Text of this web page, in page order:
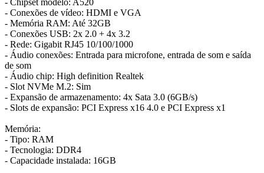
- Chipset modelo: A520
- Conexões de vídeo: HDMI e VGA
- Memória RAM: Até 32GB
- Conexões USB: 2x 2.0 + 4x 3.2
- Rede: Gigabit RJ45 10/100/1000
- Áudio conexões: Entrada para microfone, entrada de som e saída
de som
- Áudio chip: High definition Realtek
- Slot NVMe M.2: Sim
- Expansão de armazenamento: 4x Sata 3.0 (6GB/s)
- Slots de expansão: PCI Express x16 4.0 e PCI Express x1
Memória:
- Tipo: RAM
- Tecnologia: DDR4
- Capacidade instalada: 16GB